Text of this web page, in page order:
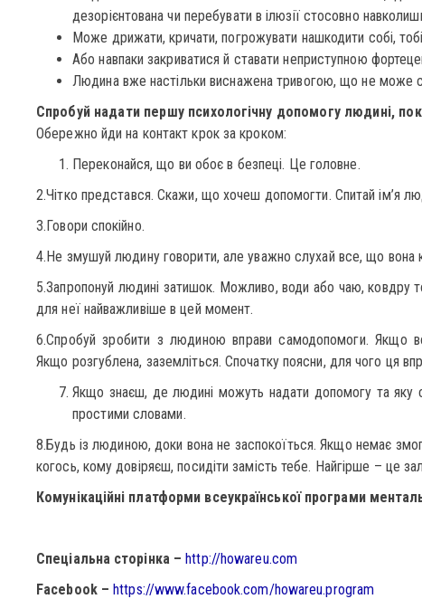
дезорієнтована чи перебувати в ілюзії стосовно
Може дрижати, кричати, погрожувати нашкодити собі,
Або навпаки закриватися й ставати неприступною
Людина вже настільки виснажена тривогою, що не може
Спробуй надати першу психологічну допомогу людині,
Обережно йди на контакт крок за кроком:
Переконайся, що ви обоє в безпеці. Це головне.
2.Чітко представся. Скажи, що хочеш допомогти. Спитай ім’я
3.Говори спокійно.
4.Не змушуй людину говорити, але уважно слухай все, що вона
5.Запропонуй людині затишок. Можливо, води або чаю, ковдру
для неї найважливіше в цей момент.
6.Спробуй зробити з людиною вправи самодопомоги. Якщо
Якщо розгублена, заземліться. Спочатку поясни, для чого ця
Якщо знаєш, де людині можуть надати допомогу та яку
простими словами.
8.Будь із людиною, доки вона не заспокоїться. Якщо немає
когось, кому довіряєш, посидіти замість тебе. Найгірше – це
Комунікаційні платформи всеукраїнської програми
Спеціальна сторінка –http://howareu.com
Facebook –https://www.facebook.com/howareu.program